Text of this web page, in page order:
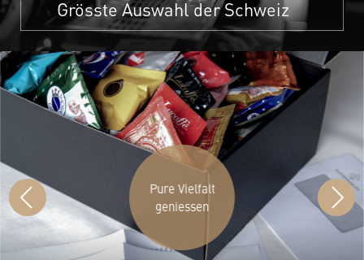
Grösste Auswahl der Schweiz
Pure Vielfalt
geniessen